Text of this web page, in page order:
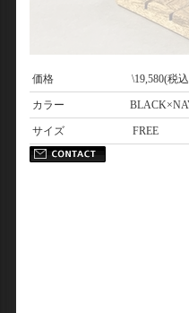
価格 \19,580(税
カラー
サイズ FREE